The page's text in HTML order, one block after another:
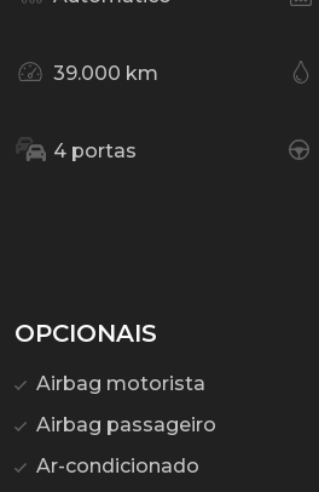
39.000 km
4 portas
OPCIONAIS
Airbag motorista
Airbag passageiro
Ar-condicionado